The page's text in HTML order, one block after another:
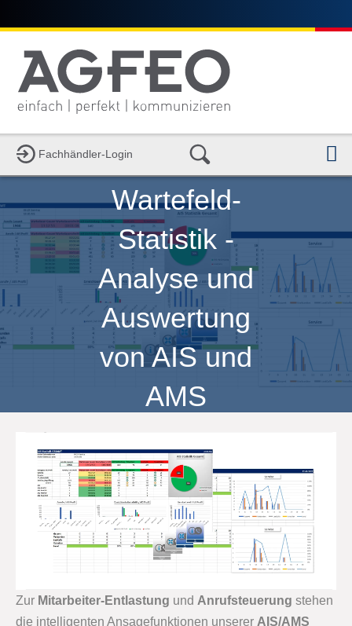
Fachhändler-Login
Wartefeld-
Statistik -
Analyse und
Auswertung
von AIS und
AMS
Zur Mitarbeiter-Entlastung und Anrufsteuerung stehen
die intelligenten Ansagefunktionen unserer AIS/AMS